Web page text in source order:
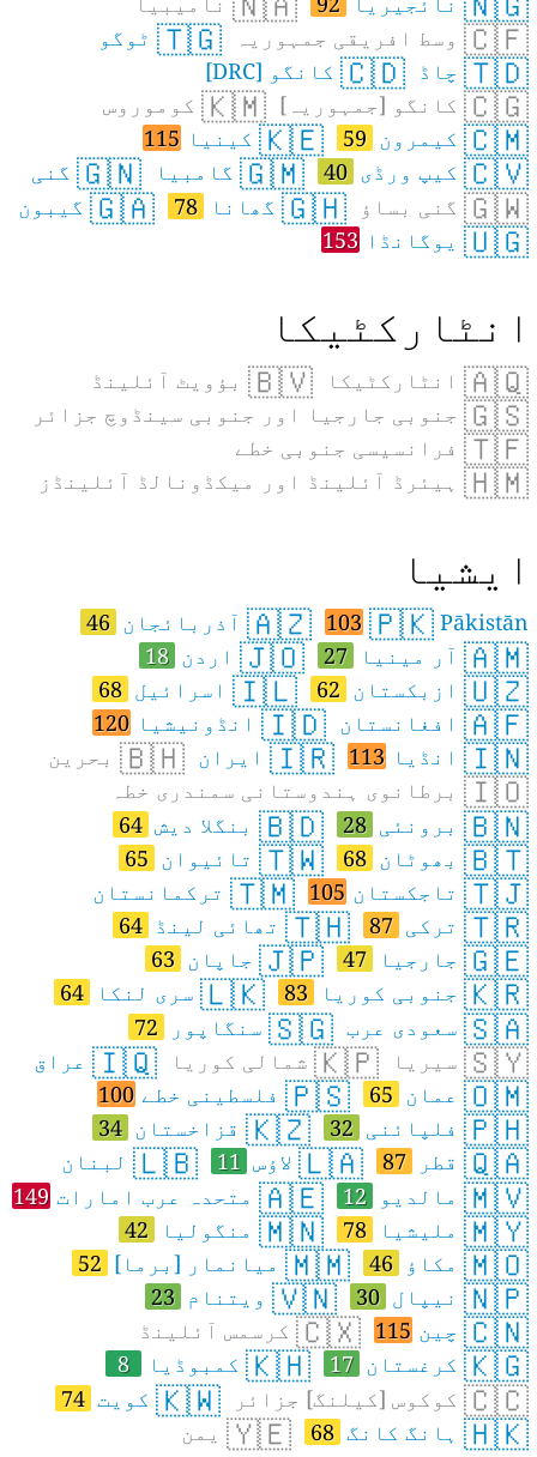
🇨🇫وسط افریقی جمہوریہ 🇹🇬ٹوگو
🇹🇩چاڈ 🇨🇩کانگو [DRC]
🇨🇬کانگو [جمہوریہ] 🇰🇲کوموروس
🇨🇲کیمرون 59
🇰🇪کینیا 115
🇨🇻کیپ ورڈی 40
🇬🇲گامبیا 🇬🇳گنی
🇬🇼گنی بساؤ 🇬🇭گھانا 78
🇬🇦گیبون
🇺🇬یوگانڈا 153
انٹارکٹیکا
🇦🇶انٹارکٹیکا 🇧🇻بؤویٹ آئلینڈ
🇬🇸جنوبی جارجیا اور جنوبی سینڈوچ جزائر
🇹🇫فرانسیسی جنوبی خطے
🇭🇲ہیئرڈ آئلینڈ اور میکڈونالڈ آئلینڈز
ایشیا
🇵🇰 Pākistān
103
🇦🇿آذربائجان 46
🇦🇲آر مینیا 27
🇯🇴اردن 18
🇺🇿ازبکستان 62
🇮🇱اسرائیل 68
🇦🇫افغانستان 🇮🇩انڈونیشیا 120
🇮🇳انڈیا 113
🇮🇷ایران 🇧🇭بحرین
🇮🇴برطانوی ہندوستانی سمندری خطہ
🇧🇳برونئی 28
🇧🇩بنگلا دیش 64
🇧🇹بھوٹان 68
🇹🇼تائیوان 65
🇹🇯تاجکستان 105
🇹🇲ترکمانستان
🇹🇷ترکی 87
🇹🇭تھائی لینڈ 64
🇬🇪جارجیا 47
🇯🇵جاپان 63
🇰🇷جنوبی کوریا 83
🇱🇰سری لنکا 64
🇸🇦سعودی عرب 🇸🇬سنگاپور 72
🇸🇾سیریا 🇰🇵شمالی کوریا 🇮🇶عراق
🇴🇲عمان 65
🇵🇸فلسطینی خطے 100
🇵🇭فلپائنی 32
🇰🇿قزاخستان 34
🇶🇦قطر 87
🇱🇦لاؤس 11
🇱🇧لبنان
🇲🇻مالدیو 12
🇦🇪متحدہ عرب امارات 149
🇲🇾ملیشیا 78
🇲🇳منگولیا 42
🇲🇴مکاؤ 46
🇲🇲میانمار [برما] 52
🇳🇵نیپال 30
🇻🇳ویتنام 23
🇨🇳چین 115
🇨🇽کرسمس آئلینڈ
🇰🇬کرغستان 17
🇰🇭کمبوڈیا 8
🇨🇨کوکوس [کیلنگ] جزائر 🇰🇼کویت 74
🇭🇰ہانگ کانگ 68
🇾🇪یمن